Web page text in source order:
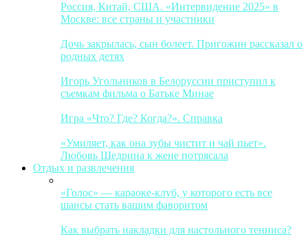
Россия, Китай, США. «Интервидение 2025» в
Москве: все страны и участники
Дочь закрылась, сын болеет. Пригожин рассказал о
родных детях
Игорь Угольников в Белоруссии приступил к
съемкам фильма о Батьке Минае
Игра «Что? Где? Когда?». Справка
«Умиляет, как она зубы чистит и чай пьет».
Любовь Щедрина к жене потрясала
Отдых и развлечения
«Голос» — караоке-клуб, у которого есть все
шансы стать вашим фаворитом
Как выбрать накладки для настольного тенниса?